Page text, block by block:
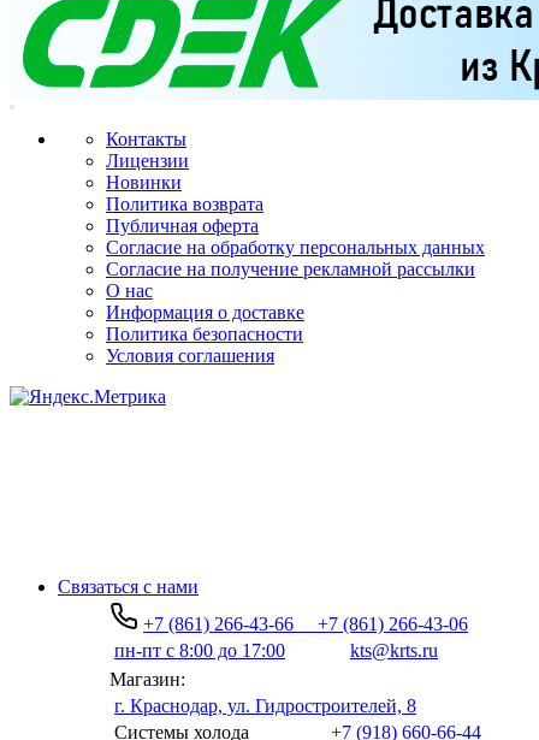
Контакты
Лицензии
Новинки
Политика возврата
Публичная оферта
Согласие на обработку персональных данных
Согласие на получение рекламной рассылки
О нас
Информация о доставке
Политика безопасности
Условия соглашения
Связаться с нами
+7 (861) 266-43-66
+7 (861) 266-43-06
пн-пт с 8:00 до 17:00
kts@krts.ru
Магазин:
г. Краснодар, ул. Гидростроителей, 8
Системы холода
+7 (918) 660-66-44